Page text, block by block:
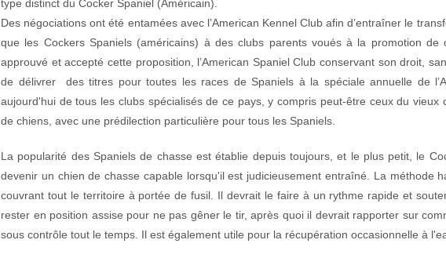
type distinct du Cocker Spaniel (Américain).
Des négociations ont été entamées avec l’American Kennel Club afin d’entraîner le
que les Cockers Spaniels (américains) à des clubs parents voués à la promotion de
approuvé et accepté cette proposition, l’American Spaniel Club conservant son droit,
de délivrer des titres pour toutes les races de Spaniels à la spéciale annuelle de
aujourd'hui de tous les clubs spécialisés de ce pays, y compris peut-être ceux du
de chiens, avec une prédilection particulière pour tous les Spaniels.
La popularité des Spaniels de chasse est établie depuis toujours, et le plus petit, le
devenir un chien de chasse capable lorsqu'il est judicieusement entraîné. La méthode
couvrant tout le territoire à portée de fusil. Il devrait le faire à un rythme rapide et
rester en position assise pour ne pas gêner le tir, après quoi il devrait rapporter sur
sous contrôle tout le temps. Il est également utile pour la récupération occasionnelle à